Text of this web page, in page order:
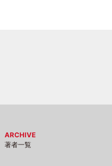
ARCHIVE
著者一覧